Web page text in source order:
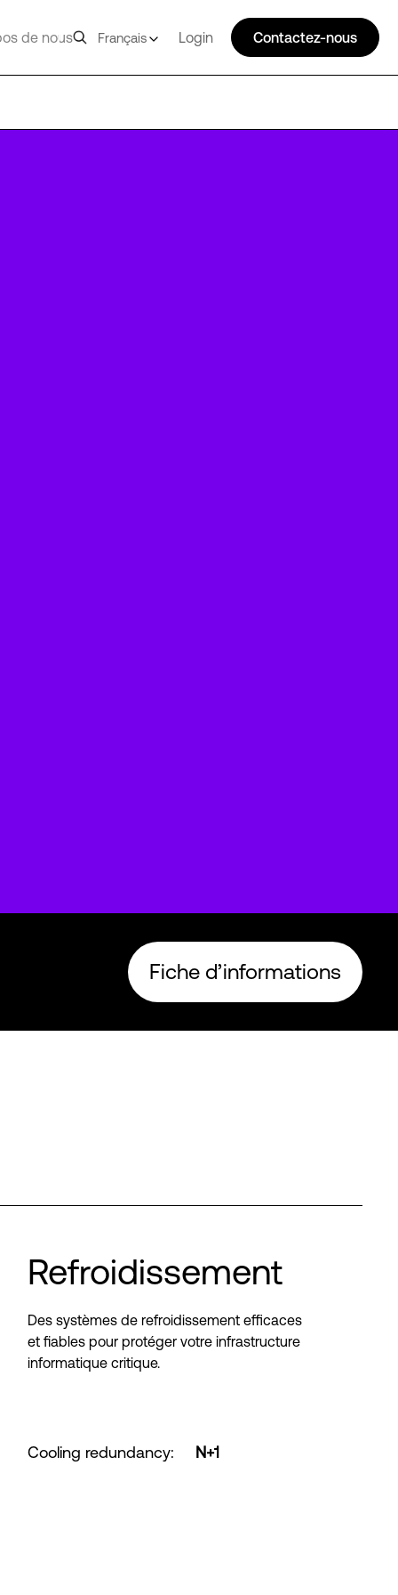
de nous Français Login Contactez-nous
MAD2
Fiche d’informations
Refroidissement
Des systèmes de refroidissement efficaces
et fiables pour protéger votre infrastructure
informatique critique.
Cooling redundancy: N+1